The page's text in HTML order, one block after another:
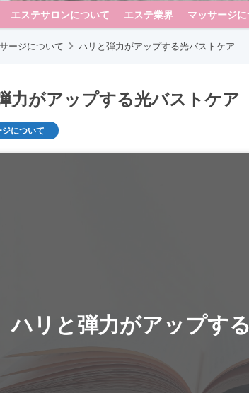
エステサロンについて エステ業界 マッサージ
ージについて ハリと弾力がアップする光バストケア
力がアップする光バストケア
について
ハリと弾力がアップす